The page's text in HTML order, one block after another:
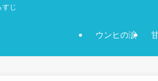
じ
ウンヒの涙